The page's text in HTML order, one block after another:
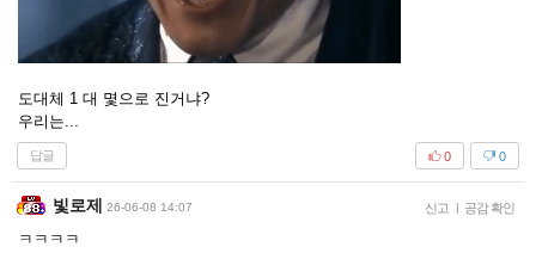
도대체 1 대 몇으로 진거냐?
우리는...
답글 0
0
빛로제 26-06-08 14:07 신고 공감 확인
ㅋㅋㅋㅋ